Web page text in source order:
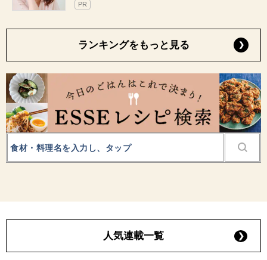
PR
ランキングをもっと見る
人気連載一覧